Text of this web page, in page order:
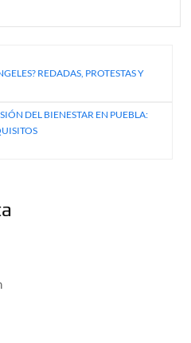
REDADAS, PROTESTAS Y
DEL BIENESTAR EN PUEBLA: